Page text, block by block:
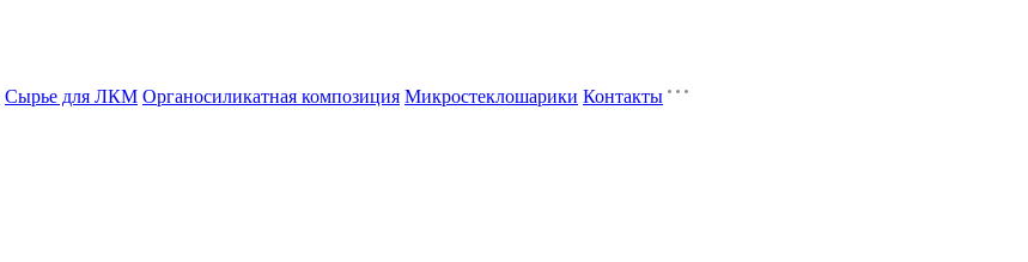
Сырье для ЛКМ Органосиликатная композиция Микростеклошарики Контакты